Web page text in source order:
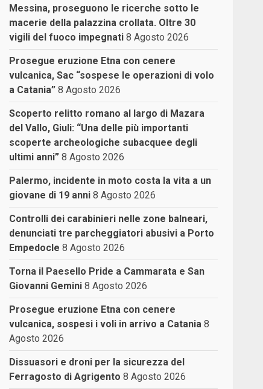
Messina, proseguono le ricerche sotto le
macerie della palazzina crollata. Oltre 30
vigili del fuoco impegnati 8 Agosto 2026
Prosegue eruzione Etna con cenere
vulcanica, Sac “sospese le operazioni di volo
a Catania” 8 Agosto 2026
Scoperto relitto romano al largo di Mazara
del Vallo, Giuli: “Una delle più importanti
scoperte archeologiche subacquee degli
ultimi anni” 8 Agosto 2026
Palermo, incidente in moto costa la vita a un
giovane di 19 anni 8 Agosto 2026
Controlli dei carabinieri nelle zone balneari,
denunciati tre parcheggiatori abusivi a Porto
Empedocle 8 Agosto 2026
Torna il Paesello Pride a Cammarata e San
Giovanni Gemini 8 Agosto 2026
Prosegue eruzione Etna con cenere
vulcanica, sospesi i voli in arrivo a Catania 8
Agosto 2026
Dissuasori e droni per la sicurezza del
Ferragosto di Agrigento 8 Agosto 2026